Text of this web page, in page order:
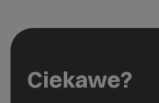
Ciekawe?